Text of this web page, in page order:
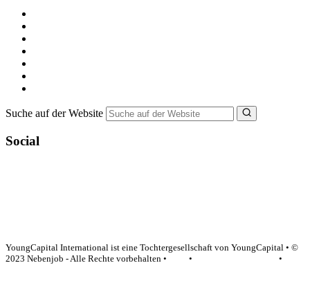
Suche auf der Website
Social
YoungCapital International ist eine Tochtergesellschaft von YoungCapital • ©
2023 Nebenjob - Alle Rechte vorbehalten •
•
•